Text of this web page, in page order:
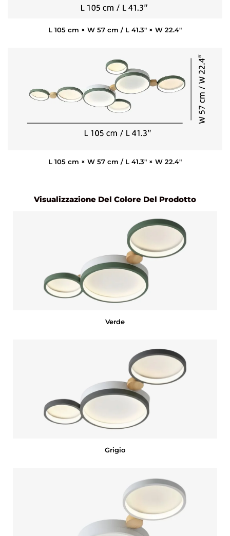
L 105 cm × W 57 cm / L 41.3″ × W 22.4″
L 105 cm × W 57 cm / L 41.3″ × W 22.4″
Visualizzazione Del Colore Del Prodotto
Verde
Grigio